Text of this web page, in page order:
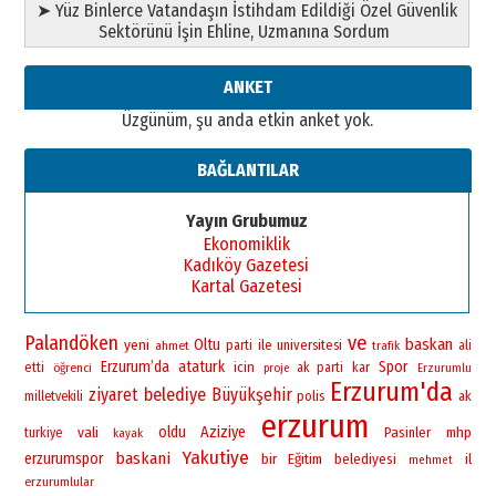
”Reisimiz” idi… Hakka yürüdü.!
26 Mart 2026 Perşembe
gönül adamı Faruk Terzioğlu!
bir vizyon proje daha!
02 Ağustos 2026 Pazar
➤ Yüz Binlerce Vatandaşın İstihdam Edildiği Özel Güvenlik
Sektörünü İşin Ehline, Uzmanına Sordum
ANKET
Üzgünüm, şu anda etkin anket yok.
BAĞLANTILAR
Yayın Grubumuz
Ekonomiklik
Kadıköy Gazetesi
Kartal Gazetesi
Palandöken yeni ahmet Oltu parti ile universitesi ve trafik baskan ali
etti
öğrenci Erzurum’da ataturk icin proje ak parti kar Spor Erzurumlu
milletvekili ziyaret belediye Büyükşehir polis Erzurum'da ak
turkiye vali kayak oldu Aziziye erzurum Pasinler mhp
erzurumspor baskani Yakutiye bir Eğitim belediyesi mehmet il
erzurumlular